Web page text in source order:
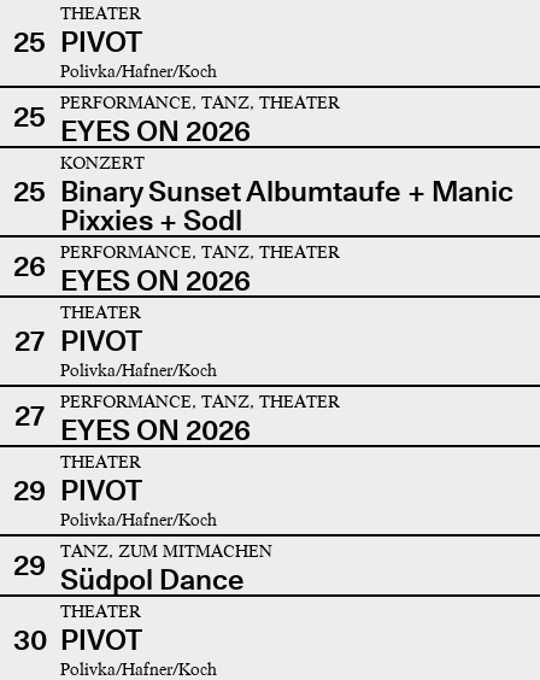
25
THEATER
PIVOT
Polivka/Hafner/Koch
25 PERFORMANCE, TANZ, THEATER
EYES ON 2026
25
KONZERT
Binary Sunset Albumtaufe + Manic
Pixxies + Sodl
26
PERFORMANCE, TANZ, THEATER
EYES ON 2026
27
THEATER
PIVOT
Polivka/Hafner/Koch
27 PERFORMANCE, TANZ, THEATER
EYES ON 2026
29
THEATER
PIVOT
Polivka/Hafner/Koch
29 TANZ, ZUM MITMACHEN
Südpol Dance
30
THEATER
PIVOT
Polivka/Hafner/Koch